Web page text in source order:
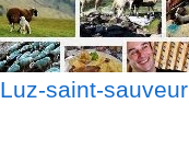
Luz-saint-sauveur